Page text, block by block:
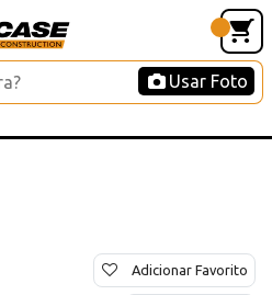
Usar Foto
Adicionar Favorito